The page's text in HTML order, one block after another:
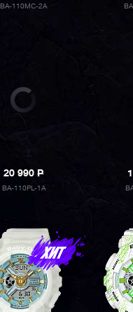
BA-110MC-2A
20 990P
BA-110PL-1A